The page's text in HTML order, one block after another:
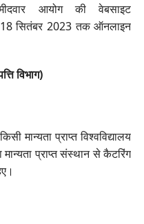
आयोग की वेबसाइट
सितंबर 2023 तक ऑनलाइन
विभाग)
मान्यता प्राप्त विश्वविद्यालय
मान्यता प्राप्त संस्थान से कैटरिंग